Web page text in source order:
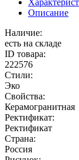
Описание
Наличие:
есть на складе
ID товара:
222576
Стили:
Эко
Свойства:
Керамогранитная
Ректификат:
Ректификат
Страна:
Россия